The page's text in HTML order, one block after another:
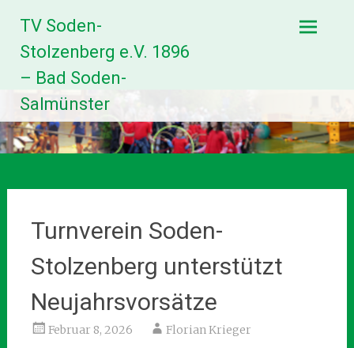
Inhalt
springen
TV Soden-
Stolzenberg e.V. 1896
– Bad Soden-
Salmünster
Turnverein Soden-
Stolzenberg unterstützt
Neujahrsvorsätze
Februar 8, 2026 Florian Krieger